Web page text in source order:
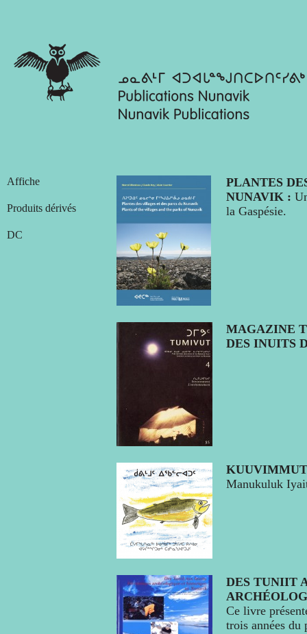
Affiche
Produits dérivés
DC
PLANTES
NUNAVIK
la Gaspésie.
MAGAZINE
DES INUITS
Manukuluk
DES TUNIIT
Ce livre
trois années